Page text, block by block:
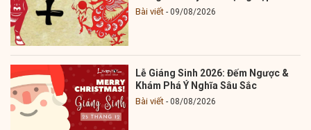
Bài viết 09/08/2026
Lễ Giáng Sinh 2026: Đếm Ngược &
Khám Phá Ý Nghĩa Sâu Sắc
Bài viết 08/08/2026